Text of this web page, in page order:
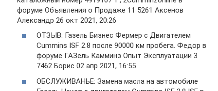
форуме Объявления о Продаже 11 5261 Аксенов
Александр 26 окт 2021, 20:26
ОТЗЫВ: Газель Бизнес Фермер с Двигателем
Cummins ISF 2.8 после 90000 км пробега. Федор в
форуме ГАЗель Камминз Опыт Эксплуатации 3
7462 Борис 02 апр 2021, 16:55
ОБСЛУЖИВАНЬЕ: Замена масла на автомобиле